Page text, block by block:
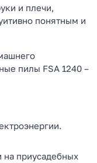
и плечи,
понятным и
пилы FSA 1240 –
приусадебных